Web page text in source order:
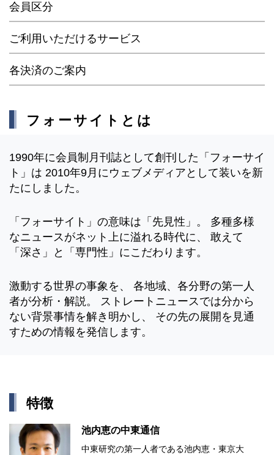
会員区分
ご利用いただけるサービス
各決済のご案内
フォーサイトとは
1990年に会員制月刊誌として創刊した「フォーサイ
ト」は 2010年9月にウェブメディアとして装いを新
たにしました。
「フォーサイト」の意味は「先見性」。 多種多様
なニュースがネット上に溢れる時代に、 敢えて
「深さ」と「専門性」にこだわります。
激動する世界の事象を、 各地域、各分野の第一人
者が分析・解説。 ストレートニュースでは分から
ない背景事情を解き明かし、 その先の展開を見通
すための情報を発信します。
特徴
池内恵の中東通信
中東研究の第⼀⼈者である池内恵・東京⼤